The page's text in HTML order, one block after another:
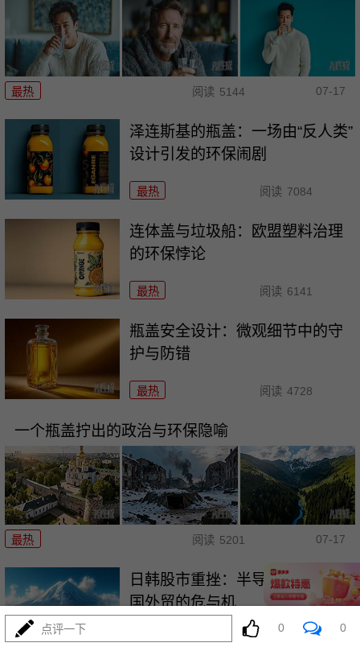
最热 阅读 5144 07-17
泽连斯基的瓶盖：一场由“反人类”
设计引发的环保闹剧
最热 阅读 7084
连体盖与垃圾船：欧盟塑料治理
的环保悖论
最热 阅读 6141
瓶盖安全设计：微观细节中的守
护与防错
最热 阅读 4728
一个瓶盖拧出的政治与环保隐喻
最热 阅读 5201 07-17
日韩股市重挫：半导体失速与中
国外贸的危与机
最热
点评一下 0 0